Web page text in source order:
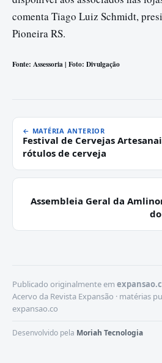
comenta Tiago Luiz Schmidt,
Pioneira RS.
Fonte: Assessoria | Foto: Divulgação
← MATÉRIA ANTERIOR
Festival de Cervejas
rótulos de cerveja
Assembleia Geral da
Publicado originalmente em
Acervo da Revista Expansão · matérias
expansao.co
Desenvolvido pela Moriah Tecnologia